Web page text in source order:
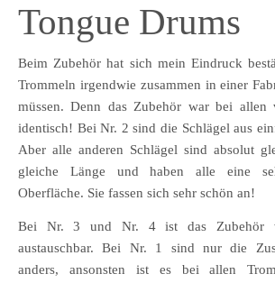
Tongue Drums
Beim Zubehör hat sich mein Eindruck
Trommeln irgendwie zusammen in einer
müssen. Denn das Zubehör war bei allen
identisch! Bei Nr. 2 sind die Schlägel aus
Aber alle anderen Schlägel sind absolut
gleiche Länge und haben alle eine
Oberfläche. Sie fassen sich sehr schön an!
Bei Nr. 3 und Nr. 4 ist das Zubehör
austauschbar. Bei Nr. 1 sind nur die
anders, ansonsten ist es bei allen